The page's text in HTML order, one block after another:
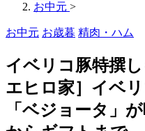
お中元 >
お中元 お歳暮 精肉・ハム
イベリコ豚特撰
エヒロ家］イベ
「ベジョータ」